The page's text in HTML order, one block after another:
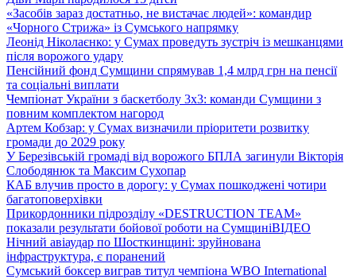
«Засобів зараз достатньо, не вистачає людей»: командир
«Чорного Стрижа» із Сумського напрямку
Леонід Ніколаєнко: у Сумах проведуть зустріч із мешканцями
після ворожого удару
Пенсійний фонд Сумщини спрямував 1,4 млрд грн на пенсії
та соціальні виплати
Чемпіонат України з баскетболу 3х3: команди Сумщини з
повним комплектом нагород
Артем Кобзар: у Сумах визначили пріоритети розвитку
громади до 2029 року
У Березівській громаді від ворожого БПЛА загинули Вікторія
Слободянюк та Максим Сухопар
КАБ влучив просто в дорогу: у Сумах пошкоджені чотири
багатоповерхівки
Прикордонники підрозділу «DESTRUCTION TEAM»
показали результати бойової роботи на СумщиніВІДЕО
Нічний авіаудар по Шосткинщині: зруйнована
інфраструктура, є поранений
Сумський боксер виграв титул чемпіона WBO International